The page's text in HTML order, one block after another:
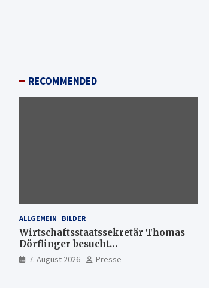
RECOMMENDED
ALLGEMEIN BILDER
Wirtschaftsstaatssekretär Thomas
Dörflinger besucht
Handwerksbetrieb im
Kammerbezirk Freiburg
7. August 2026 Presse